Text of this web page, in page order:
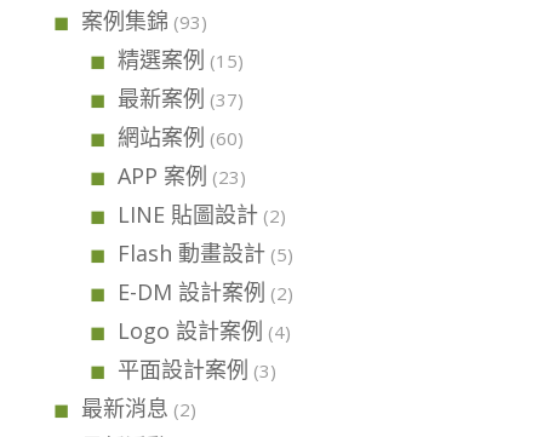
案例集錦 (93)
精選案例 (15)
最新案例 (37)
網站案例 (60)
APP 案例 (23)
LINE 貼圖設計(2)
Flash 動畫設計(5)
E-DM 設計案例 (2)
Logo 設計案例 (4)
平面設計案例 (3)
最新消息 (2)